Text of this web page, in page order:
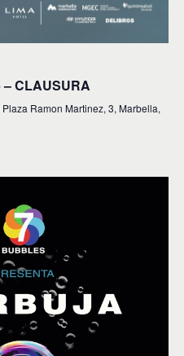
– CLAUSURA
Plaza Ramon Martinez, 3, Marbella,